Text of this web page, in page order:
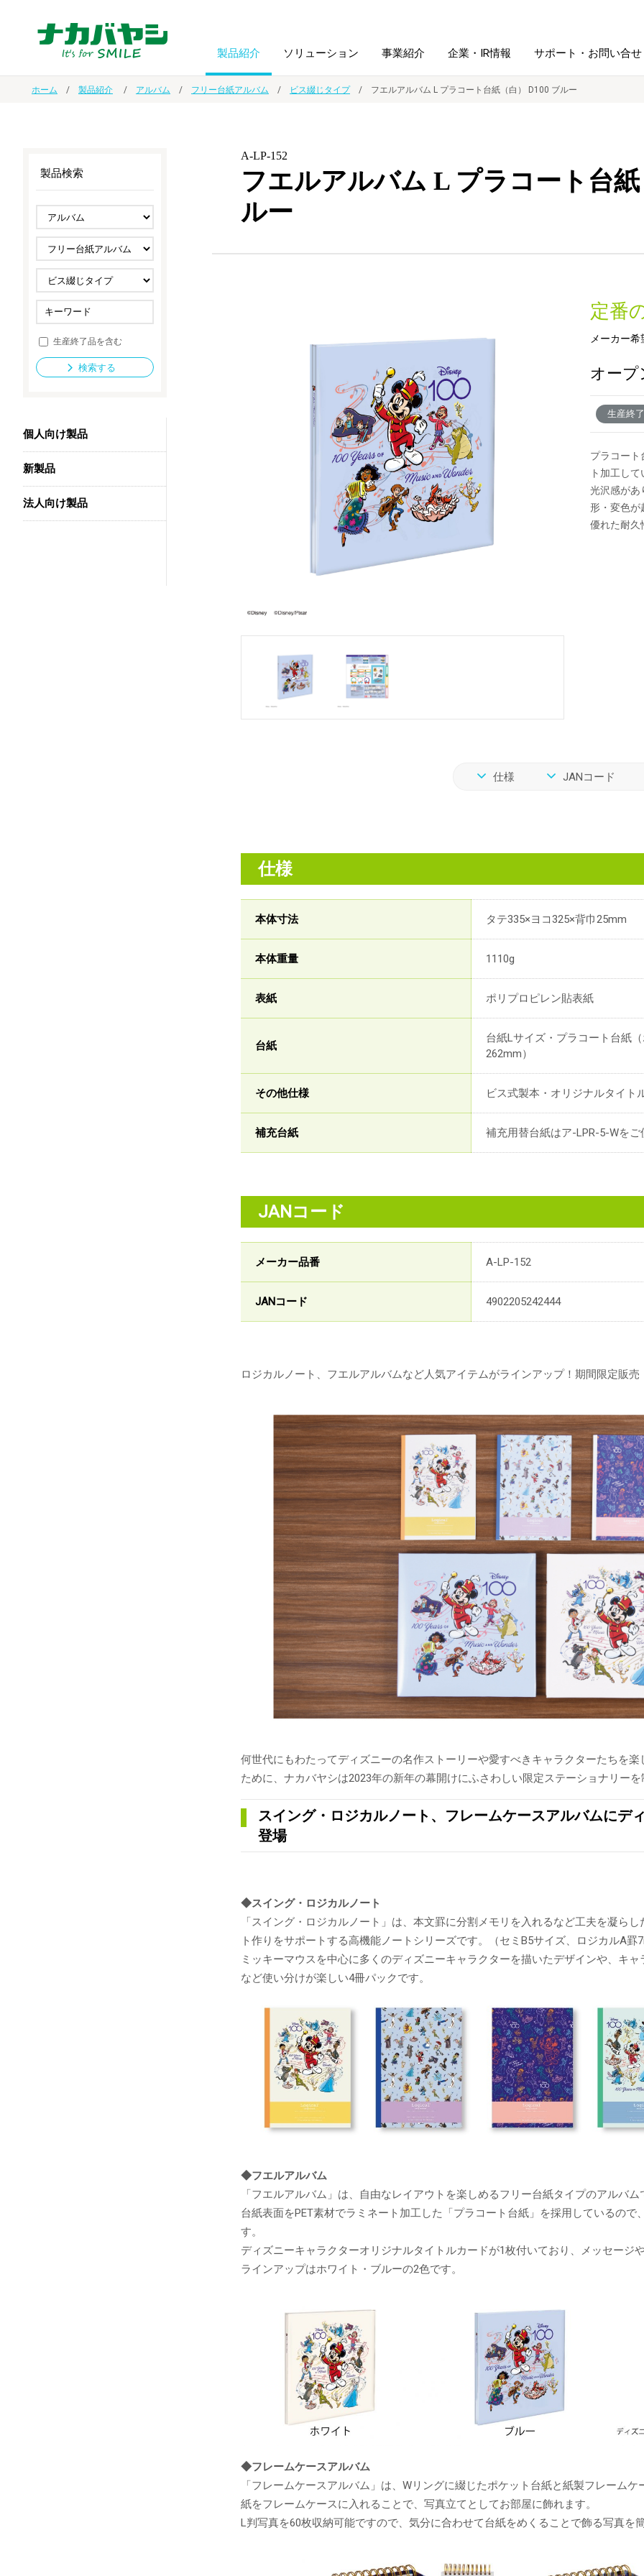
製品紹介
ノート・紙製品
ファイル・
ホルダー用品
スマートフォン・
タブレット関連
防災・
セキュリティ用品
法人向け製品 新製品一覧
ソリューション
オーダー手帳・ノベルティ制作 学校ソリューション
ドキュメントスキャニングサービス
導入事例
事業紹介 企業・IR情報
IR情報 沿革
サステナビリティ
サポート・お問い合せ
ホーム 製品紹介 アルバム フリー台紙アルバム ビス綴じタイプ フエルアルバム L プラコート台紙（白） D100 ブルー
A-LP-152
フエルアルバム L プラコート台紙
ルー
定番
メーカー
オープ
生産終
プラコート
ト加工し
光沢感があ
形・変色が
優れた耐久
仕様 JANコード
仕様
本体寸法 タテ335×ヨコ325×背巾25mm
本体重量 1110g
表紙 ポリプロピレン貼表紙
台紙
台紙Lサイズ・プラコート台紙
262mm）
その他仕様 ビス式製本・オリジナルタイト
補充台紙 補充用替台紙はア-LPR-5-Wを
JANコード
メーカー品番 A-LP-152
JANコード 4902205242444
ロジカルノート、フエルアルバムなど人気アイテムがラインアップ！期間限定販売
何世代にもわたってディズニーの名作ストーリーや愛すべきキャラクターたちを
ために、ナカバヤシは2023年の新年の幕開けにふさわしい限定ステーショナリー
スイング・ロジカルノート、フレームケースアルバムにデ
登場
◆スイング・ロジカルノート
「スイング・ロジカルノート」は、本文罫に分割メモリを入れるなど工夫を凝ら
ト作りをサポートする高機能ノートシリーズです。（セミB5サイズ、ロジカルA罫
ミッキーマウスを中心に多くのディズニーキャラクターを描いたデザインや、キ
など使い分けが楽しい4冊パックです。
◆フエルアルバム
「フエルアルバム」は、自由なレイアウトを楽しめるフリー台紙タイプのアルバム
台紙表面をPET素材でラミネート加工した「プラコート台紙」を採用しているの
す。
ディズニーキャラクターオリジナルタイトルカードが1枚付いており、メッセージ
ラインアップはホワイト・ブルーの2色です。
◆フレームケースアルバム
「フレームケースアルバム」は、Wリングに綴じたポケット台紙と紙製フレーム
紙をフレームケースに入れることで、写真立てとしてお部屋に飾れます。
L判写真を60枚収納可能ですので、気分に合わせて台紙をめくることで飾る写真を
製品検索
生産終了品を含む
検索する
個人向け製品
新製品
法人向け製品